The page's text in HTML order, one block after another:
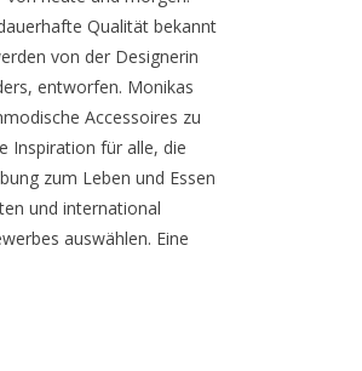
Qualität bekannt
von der Designerin
entworfen. Monikas
Accessoires zu
Inspiration für alle, die
zum Leben und Essen
und international
auswählen. Eine